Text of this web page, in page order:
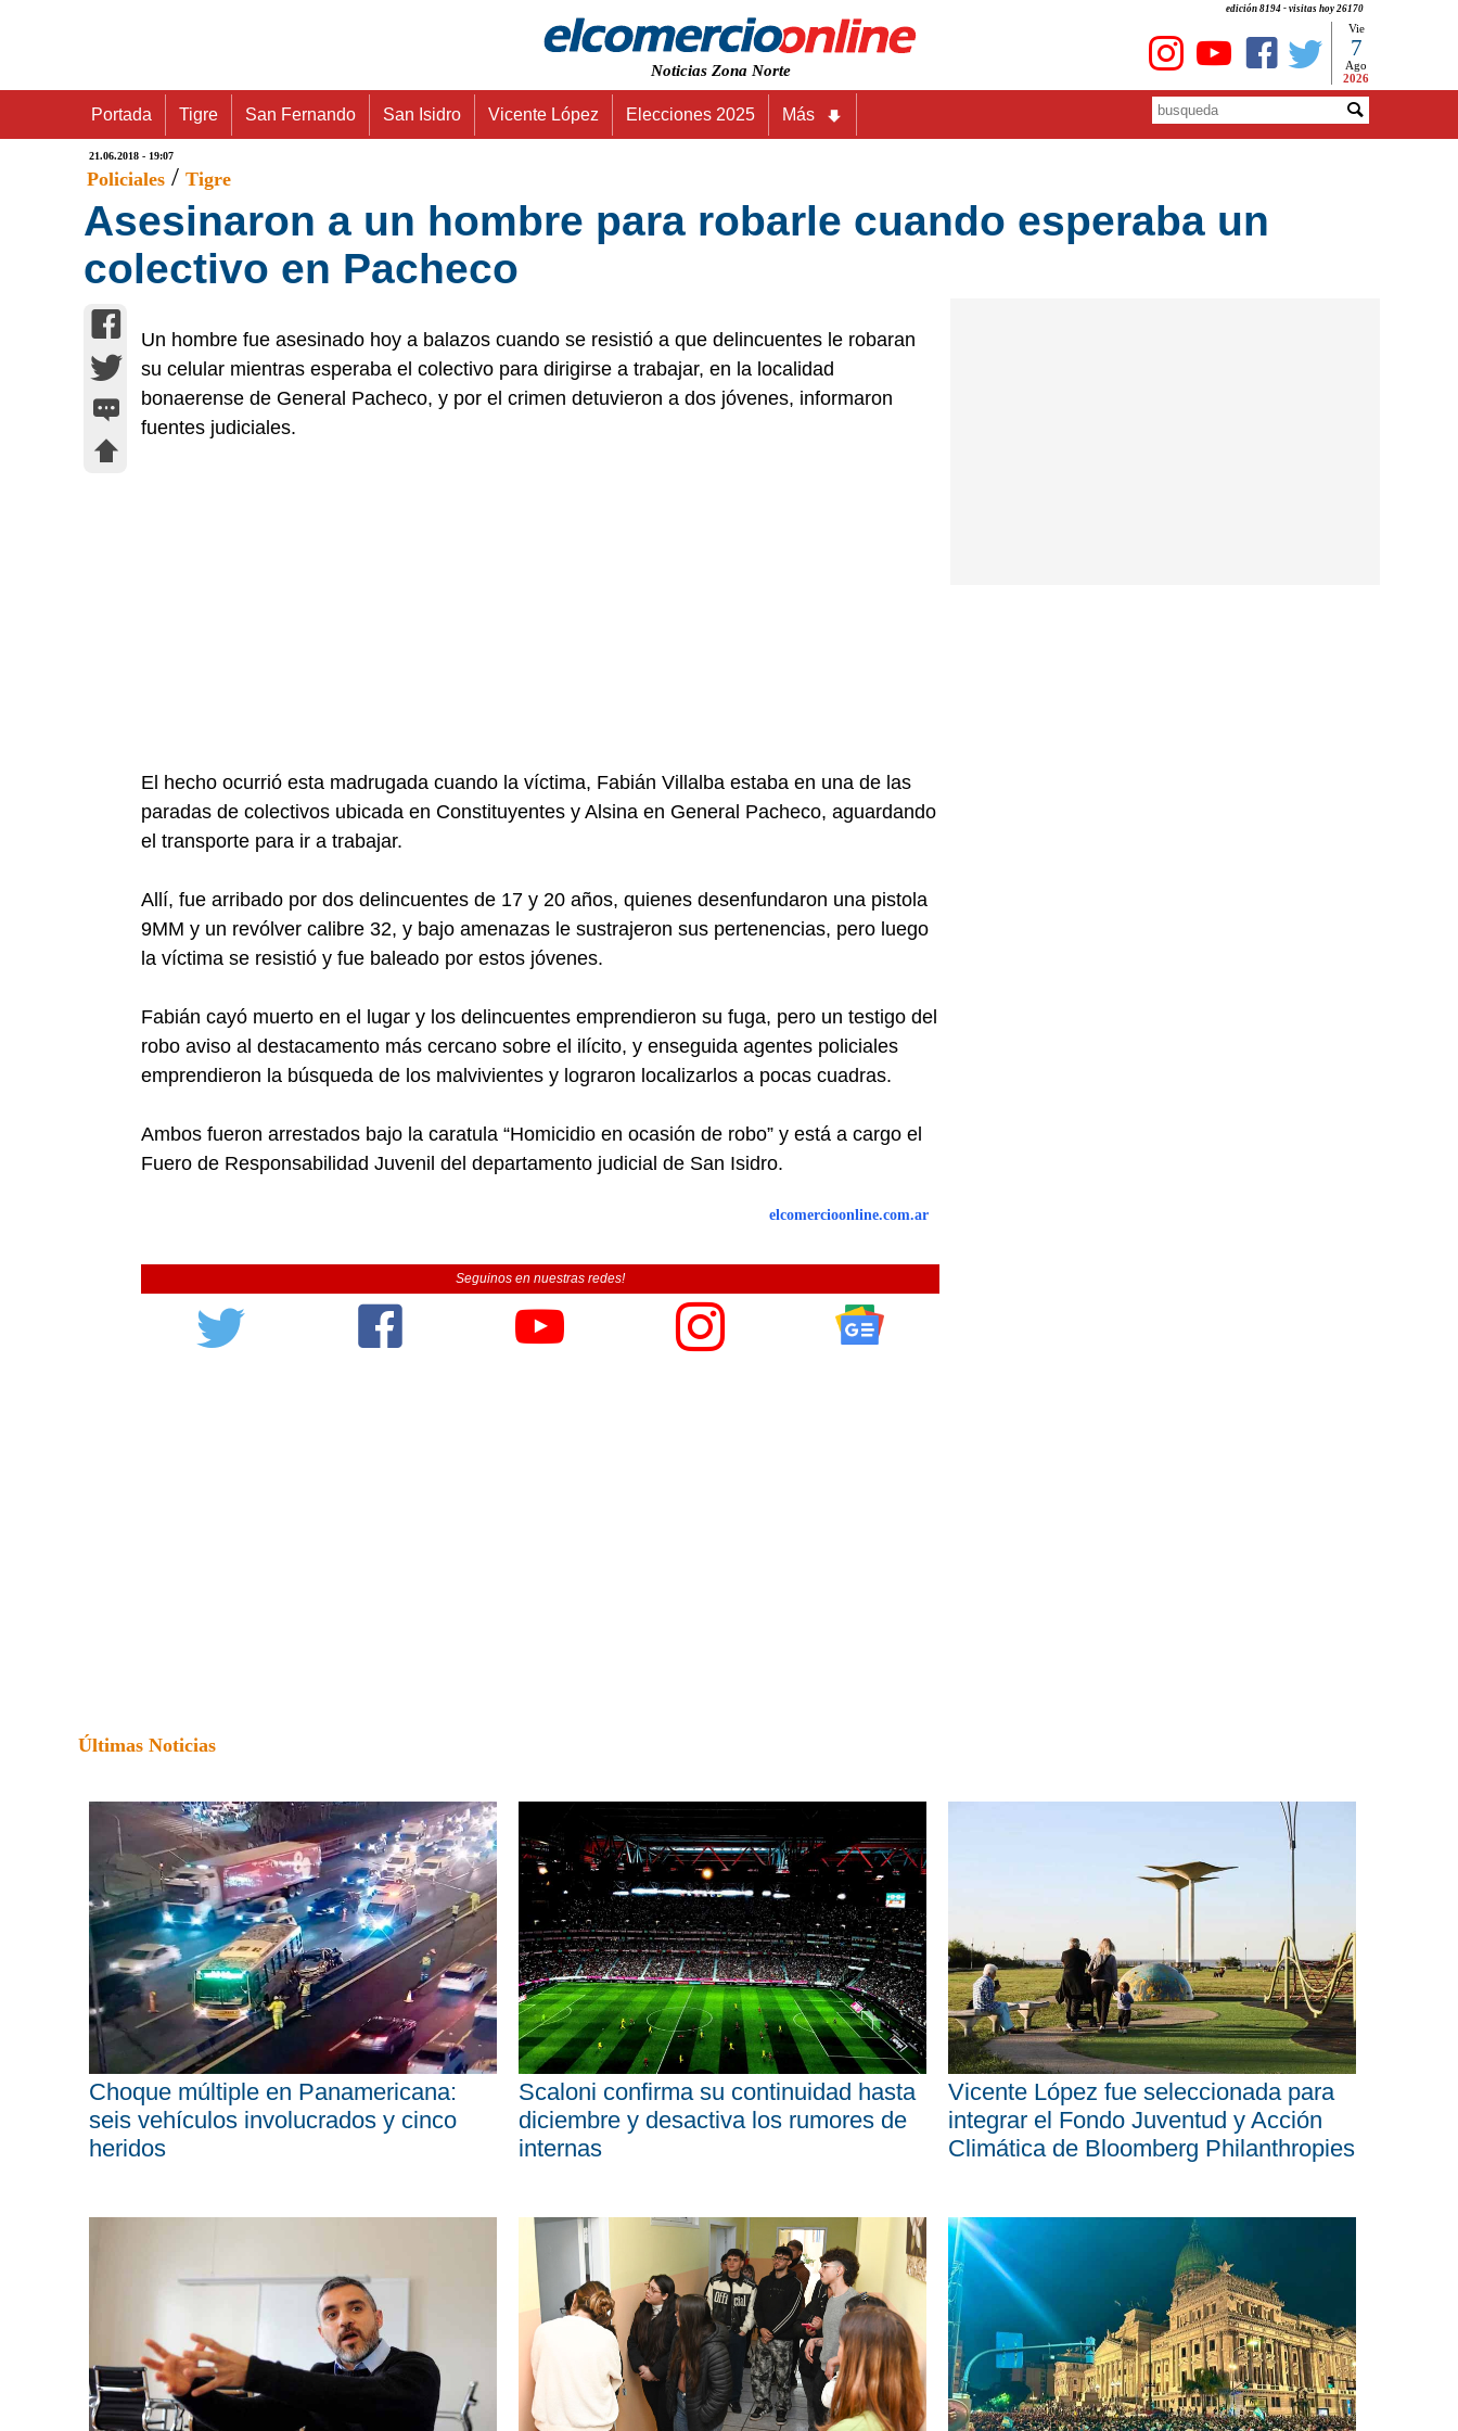
edición 8194 - visitas hoy 26170
Noticias Zona Norte
Vie
7
Ago
2026
Portada Tigre San Fernando San Isidro Vicente López Elecciones 2025 Más
21.06.2018 - 19:07
Policiales / Tigre
Asesinaron a un hombre para robarle cuando esperaba un
colectivo en Pacheco
Un hombre fue asesinado hoy a balazos cuando se resistió a que delincuentes le robaran
su celular mientras esperaba el colectivo para dirigirse a trabajar, en la localidad
bonaerense de General Pacheco, y por el crimen detuvieron a dos jóvenes, informaron
fuentes judiciales.
El hecho ocurrió esta madrugada cuando la víctima, Fabián Villalba estaba en una de las
paradas de colectivos ubicada en Constituyentes y Alsina en General Pacheco, aguardando
el transporte para ir a trabajar.
Allí, fue arribado por dos delincuentes de 17 y 20 años, quienes desenfundaron una pistola
9MM y un revólver calibre 32, y bajo amenazas le sustrajeron sus pertenencias, pero luego
la víctima se resistió y fue baleado por estos jóvenes.
Fabián cayó muerto en el lugar y los delincuentes emprendieron su fuga, pero un testigo del
robo aviso al destacamento más cercano sobre el ilícito, y enseguida agentes policiales
emprendieron la búsqueda de los malvivientes y lograron localizarlos a pocas cuadras.
Ambos fueron arrestados bajo la caratula “Homicidio en ocasión de robo” y está a cargo el
Fuero de Responsabilidad Juvenil del departamento judicial de San Isidro.
elcomercioonline.com.ar
Seguinos en nuestras redes!
Últimas Noticias
Choque múltiple en Panamericana:
seis vehículos involucrados y cinco
heridos
Scaloni confirma su continuidad hasta
diciembre y desactiva los rumores de
internas
Vicente López fue seleccionada para
integrar el Fondo Juventud y Acción
Climática de Bloomberg Philanthropies